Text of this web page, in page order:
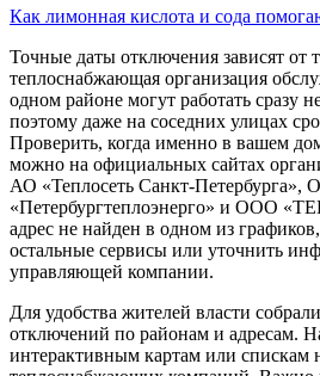
Как лимонная кислота и сода
Точные даты отключения зависят от
теплоснабжающая организация
одном районе могут работать сразу
поэтому даже на соседних улицах
Проверить, когда именно в вашем
можно на официальных сайтах
АО «Теплосеть Санкт-Петербурга»,
«Петербургтеплоэнерго» и ООО
адрес не найден в одном из
остальные сервисы или уточнить
управляющей компании.
Для удобства жителей власти
отключений по районам и адресам.
интерактивным картам или спискам